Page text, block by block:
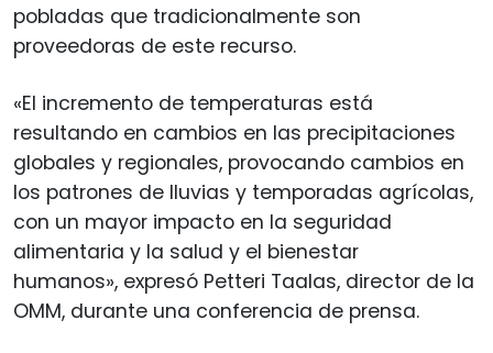
pobladas que tradicionalmente son
proveedoras de este recurso.
«El incremento de temperaturas está
resultando en cambios en las precipitaciones
globales y regionales, provocando cambios en
los patrones de lluvias y temporadas agrícolas,
con un mayor impacto en la seguridad
alimentaria y la salud y el bienestar
humanos», expresó Petteri Taalas, director de la
OMM, durante una conferencia de prensa.